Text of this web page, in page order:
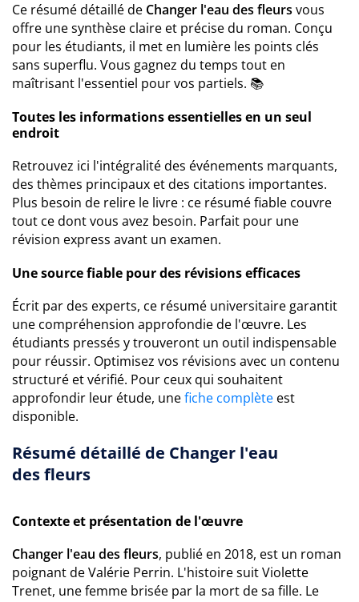
Ce résumé détaillé de Changer l'eau des fleurs vous
offre une synthèse claire et précise du roman. Conçu
pour les étudiants, il met en lumière les points clés
sans superflu. Vous gagnez du temps tout en
maîtrisant l'essentiel pour vos partiels. 📚
Toutes les informations essentielles en un seul
endroit
Retrouvez ici l'intégralité des événements marquants,
des thèmes principaux et des citations importantes.
Plus besoin de relire le livre : ce résumé fiable couvre
tout ce dont vous avez besoin. Parfait pour une
révision express avant un examen.
Une source fiable pour des révisions efficaces
Écrit par des experts, ce résumé universitaire garantit
une compréhension approfondie de l'œuvre. Les
étudiants pressés y trouveront un outil indispensable
pour réussir. Optimisez vos révisions avec un contenu
structuré et vérifié. Pour ceux qui souhaitent
approfondir leur étude, unefiche complète est
disponible.
Résumé détaillé de Changer l'eau
des fleurs
Contexte et présentation de l'œuvre
Changer l'eau des fleurs, publié en 2018, est un roman
poignant de Valérie Perrin. L'histoire suit Violette
Trenet, une femme brisée par la mort de sa fille. Le